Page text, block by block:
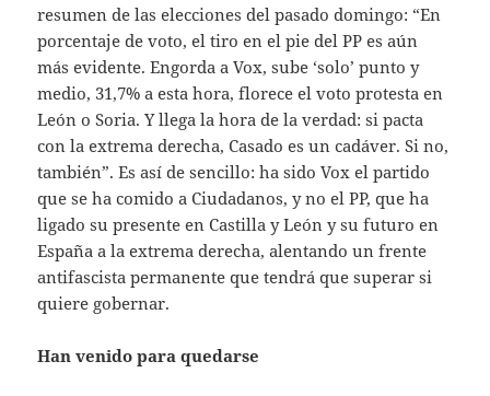
resumen de las elecciones del pasado domingo: “En
porcentaje de voto, el tiro en el pie del PP es aún
más evidente. Engorda a Vox, sube ‘solo’ punto y
medio, 31,7% a esta hora, florece el voto protesta en
León o Soria. Y llega la hora de la verdad: si pacta
con la extrema derecha, Casado es un cadáver. Si no,
también”. Es así de sencillo: ha sido Vox el partido
que se ha comido a Ciudadanos, y no el PP, que ha
ligado su presente en Castilla y León y su futuro en
España a la extrema derecha, alentando un frente
antifascista permanente que tendrá que superar si
quiere gobernar.
Han venido para quedarse